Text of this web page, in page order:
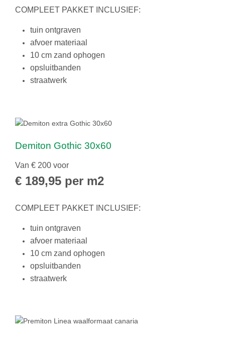
COMPLEET PAKKET INCLUSIEF:
tuin ontgraven
afvoer materiaal
10 cm zand ophogen
opsluitbanden
straatwerk
Demiton Gothic 30x60
Van € 200 voor
€ 189,95 per m2
COMPLEET PAKKET INCLUSIEF:
tuin ontgraven
afvoer materiaal
10 cm zand ophogen
opsluitbanden
straatwerk